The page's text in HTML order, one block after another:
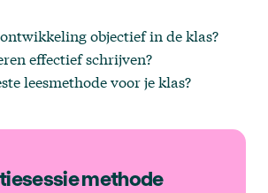
objectief in de klas?
effectief schrijven?
leesmethode voor je klas?
methode